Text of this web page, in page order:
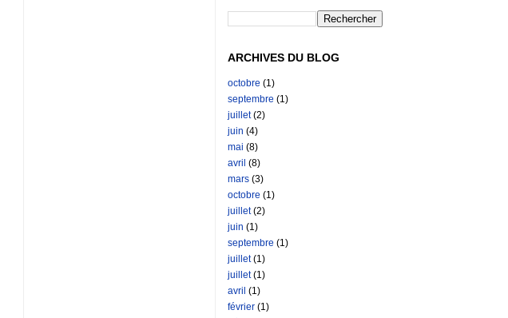
ARCHIVES DU BLOG
octobre (1)
septembre (1)
juillet(2)
juin (4)
mai (8)
avril (8)
mars (3)
octobre (1)
juillet(2)
juin (1)
septembre (1)
juillet(1)
juillet(1)
avril (1)
février (1)